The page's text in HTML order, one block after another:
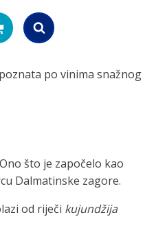
po vinima snažnog
što je započelo kao
Dalmatinske zagore.
od riječi kujundžija
za
vode iz
mreže